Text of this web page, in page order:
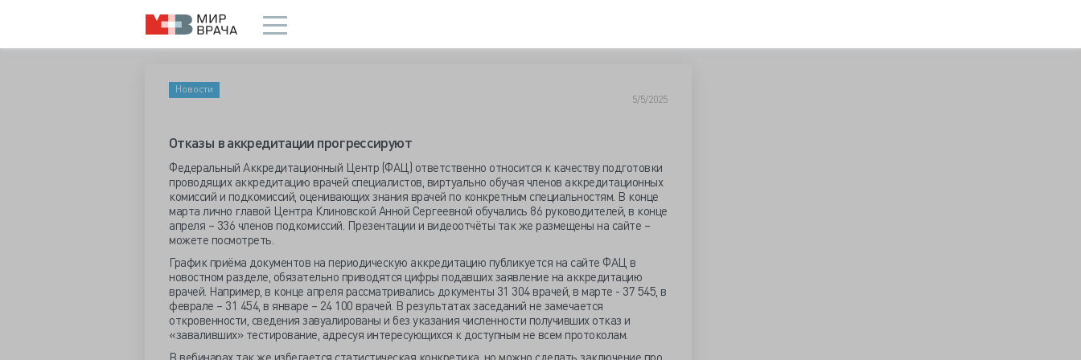
Новости
5/5/2025
Отказы в аккредитации прогрессируют
Федеральный Аккредитационный Центр (ФАЦ) ответственно относится к качеству подготовки
проводящих аккредитацию врачей специалистов, виртуально обучая членов аккредитационных
комиссий и подкомиссий, оценивающих знания врачей по конкретным специальностям. В конце
марта лично главой Центра Клиновской Анной Сергеевной обучались 86 руководителей, в конце
апреля – 336 членов подкомиссий. Презентации и видеоотчёты так же размещены на сайте –
можете посмотреть.
График приёма документов на периодическую аккредитацию публикуется на сайте ФАЦ в
новостном разделе, обязательно приводятся цифры подавших заявление на аккредитацию
врачей. Например, в конце апреля рассматривались документы 31 304 врачей, в марте - 37 545, в
феврале – 31 454, в январе – 24 100 врачей. В результатах заседаний не замечается
откровенности, сведения завуалированы и без указания численности получивших отказ и
«заваливших» тестирование, адресуя интересующихся к доступным не всем протоколам.
В вебинарах так же избегается статистическая конкретика, но можно сделать заключение про